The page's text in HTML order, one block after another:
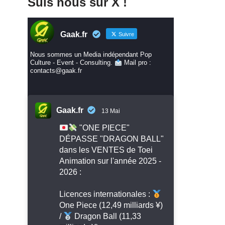
Gaak.fr Suivre
Nous sommes un Media indépendant Pop
Culture - Event - Consulting.
Mail pro :
contacts@gaak.fr
Gaak.fr 13 Mai
"ONE PIECE"
DÉPASSE "DRAGON BALL"
dans les VENTES de Toei
Animation sur l'année 2025 -
2026 :
Licences internationales :
One Piece (12,49 milliards ¥)
/
Dragon Ball (11,33